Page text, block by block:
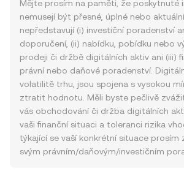
Mějte prosím na paměti, že poskytnuté
nemusejí být přesné, úplné nebo
nepředstavují (i) investiční poradenství
doporučení, (ii) nabídku, pobídku nebo
prodeji či držbě digitálních aktiv ani (iii)
právní nebo daňové poradenství.
volatilitě trhu, jsou spojena s vysokou
ztratit hodnotu. Měli byste pečlivě
vás obchodování či držba digitálních
vaši finanční situaci a toleranci rizika
týkající se vaší konkrétní situace prosím
svým právním/daňovým/investičním